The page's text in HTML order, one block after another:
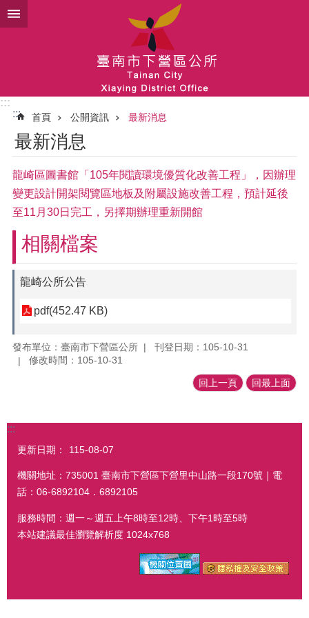
跳到主要內容區塊
:::
:::
首頁 公開資訊 最新消息
最新消息
龍崎區圖書館「105年閱讀環境優質化改善工程」，因辦理
變更設計開架閱覽區地板及附屬設施改善工程，預計延後
至11月30日完工，另擇期辦理重新開館
相關檔案
龍崎公所公告
pdf(452.47 KB)
發布單位：臺南市下營區公所
刊登日期：105-10-31
修改時間：105-10-31
回上一頁 回最上面
:::
更新日期： 115-08-07
機關地址：735001 臺南市下營區下營里中山路一段170號｜電
話：06-6892104．6892105
服務時間：週一～週五上午8時至12時、下午1時至5時
本站建議最佳瀏覽解析度 1024x768